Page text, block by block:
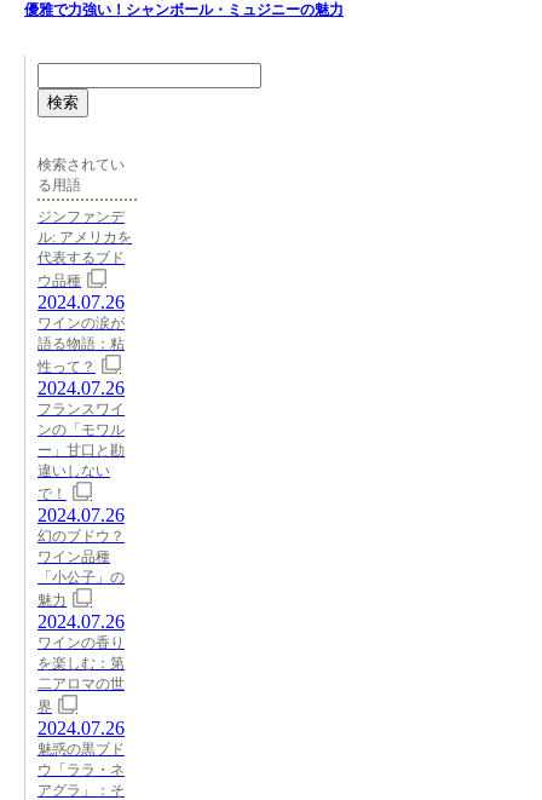
優雅で力強い！シャンボール・ミュジニーの魅力
検索
検索されてい
る用語
ジンファンデ
ル: アメリカを
代表するブド
ウ品種
2024.07.26
ワインの涙が
語る物語：粘
性って？
2024.07.26
フランスワイ
ンの「モワル
ー」甘口と勘
違いしない
で！
2024.07.26
幻のブドウ？
ワイン品種
「小公子」の
魅力
2024.07.26
ワインの香り
を楽しむ：第
二アロマの世
界
2024.07.26
魅惑の黒ブド
ウ「ララ・ネ
アグラ」：そ